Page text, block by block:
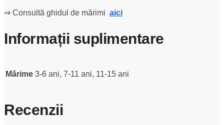
⇒ Consultă ghidul de mărimi aici
Informații suplimentare
Mărime 3-6 ani, 7-11 ani, 11-15 ani
Recenzii